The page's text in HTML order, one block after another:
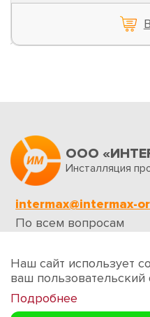
ООО
Инсталляция
intermax@intermax-
По всем вопросам
Обратная связь
Наш сайт использует
ваш пользовательский
Подробнее